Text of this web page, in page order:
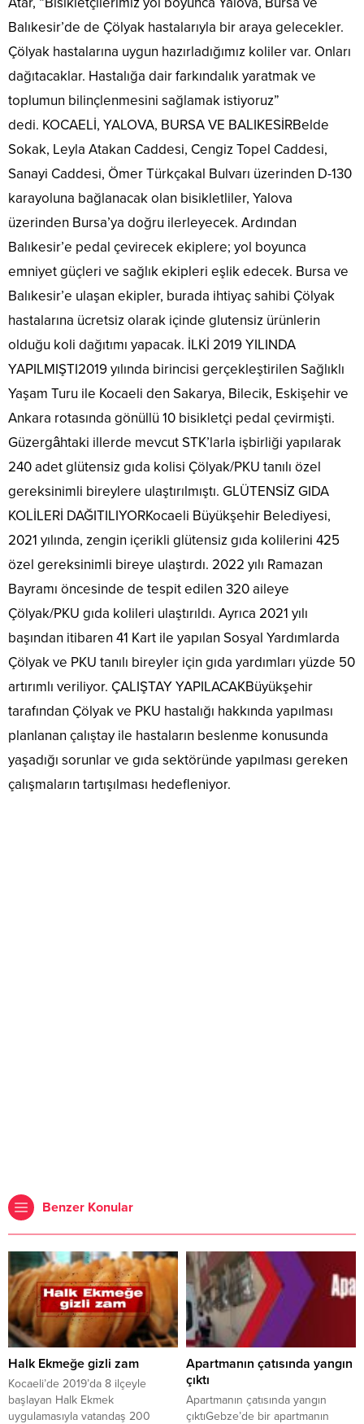
Balıkesir’de de Çölyak hastalarıyla bir araya gelecekler.
Çölyak hastalarına uygun hazırladığımız koliler var. Onları
dağıtacaklar. Hastalığa dair farkındalık yaratmak ve
toplumun bilinçlenmesini sağlamak istiyoruz”
dedi. KOCAELİ, YALOVA, BURSA VE BALIKESİRBelde
Sokak, Leyla Atakan Caddesi, Cengiz Topel Caddesi,
Sanayi Caddesi, Ömer Türkçakal Bulvarı üzerinden D-130
karayoluna bağlanacak olan bisikletliler, Yalova
üzerinden Bursa’ya doğru ilerleyecek. Ardından
Balıkesir’e pedal çevirecek ekiplere; yol boyunca
emniyet güçleri ve sağlık ekipleri eşlik edecek. Bursa ve
Balıkesir’e ulaşan ekipler, burada ihtiyaç sahibi Çölyak
hastalarına ücretsiz olarak içinde glutensiz ürünlerin
olduğu koli dağıtımı yapacak. İLKİ 2019 YILINDA
YAPILMIŞTI2019 yılında birincisi gerçekleştirilen Sağlıklı
Yaşam Turu ile Kocaeli den Sakarya, Bilecik, Eskişehir ve
Ankara rotasında gönüllü 10 bisikletçi pedal çevirmişti.
Güzergâhtaki illerde mevcut STK’larla işbirliği yapılarak
240 adet glütensiz gıda kolisi Çölyak/PKU tanılı özel
gereksinimli bireylere ulaştırılmıştı. GLÜTENSİZ GIDA
KOLİLERİ DAĞITILIYORKocaeli Büyükşehir Belediyesi,
2021 yılında, zengin içerikli glütensiz gıda kolilerini 425
özel gereksinimli bireye ulaştırdı. 2022 yılı Ramazan
Bayramı öncesinde de tespit edilen 320 aileye
Çölyak/PKU gıda kolileri ulaştırıldı. Ayrıca 2021 yılı
başından itibaren 41 Kart ile yapılan Sosyal Yardımlarda
Çölyak ve PKU tanılı bireyler için gıda yardımları yüzde 50
artırımlı veriliyor. ÇALIŞTAY YAPILACAKBüyükşehir
tarafından Çölyak ve PKU hastalığı hakkında yapılması
planlanan çalıştay ile hastaların beslenme konusunda
yaşadığı sorunlar ve gıda sektöründe yapılması gereken
çalışmaların tartışılması hedefleniyor.
Benzer Konular
Halk Ekmeğe gizli zam
Kocaeli’de 2019’da 8 ilçeyle
başlayan Halk Ekmek
uygulamasıyla vatandaş 200
Apartmanın çatısında yangın
çıktı
Apartmanın çatısında yangın
çıktıGebze’de bir apartmanın